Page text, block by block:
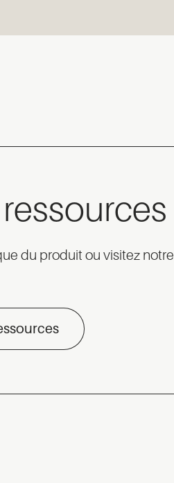
du produit ou visitez notre